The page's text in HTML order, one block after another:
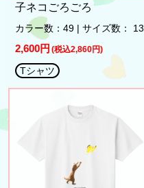
子ネコごろごろ
カラー数：49 | サイズ数： 13
2,600円 (税込2,860円)
Tシャツ